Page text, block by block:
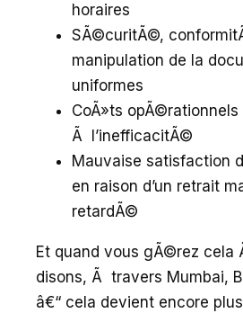
horaires
SÃ©curitÃ©,
manipulation de la
uniformes
CoÃ»ts
Ã l’inefficacitÃ©
Mauvaise satisfaction
en raison d’un retrait
retardÃ©
Et quand vous gÃ©rez cela
disons, Ã travers Mumbai,
â€“ cela devient encore